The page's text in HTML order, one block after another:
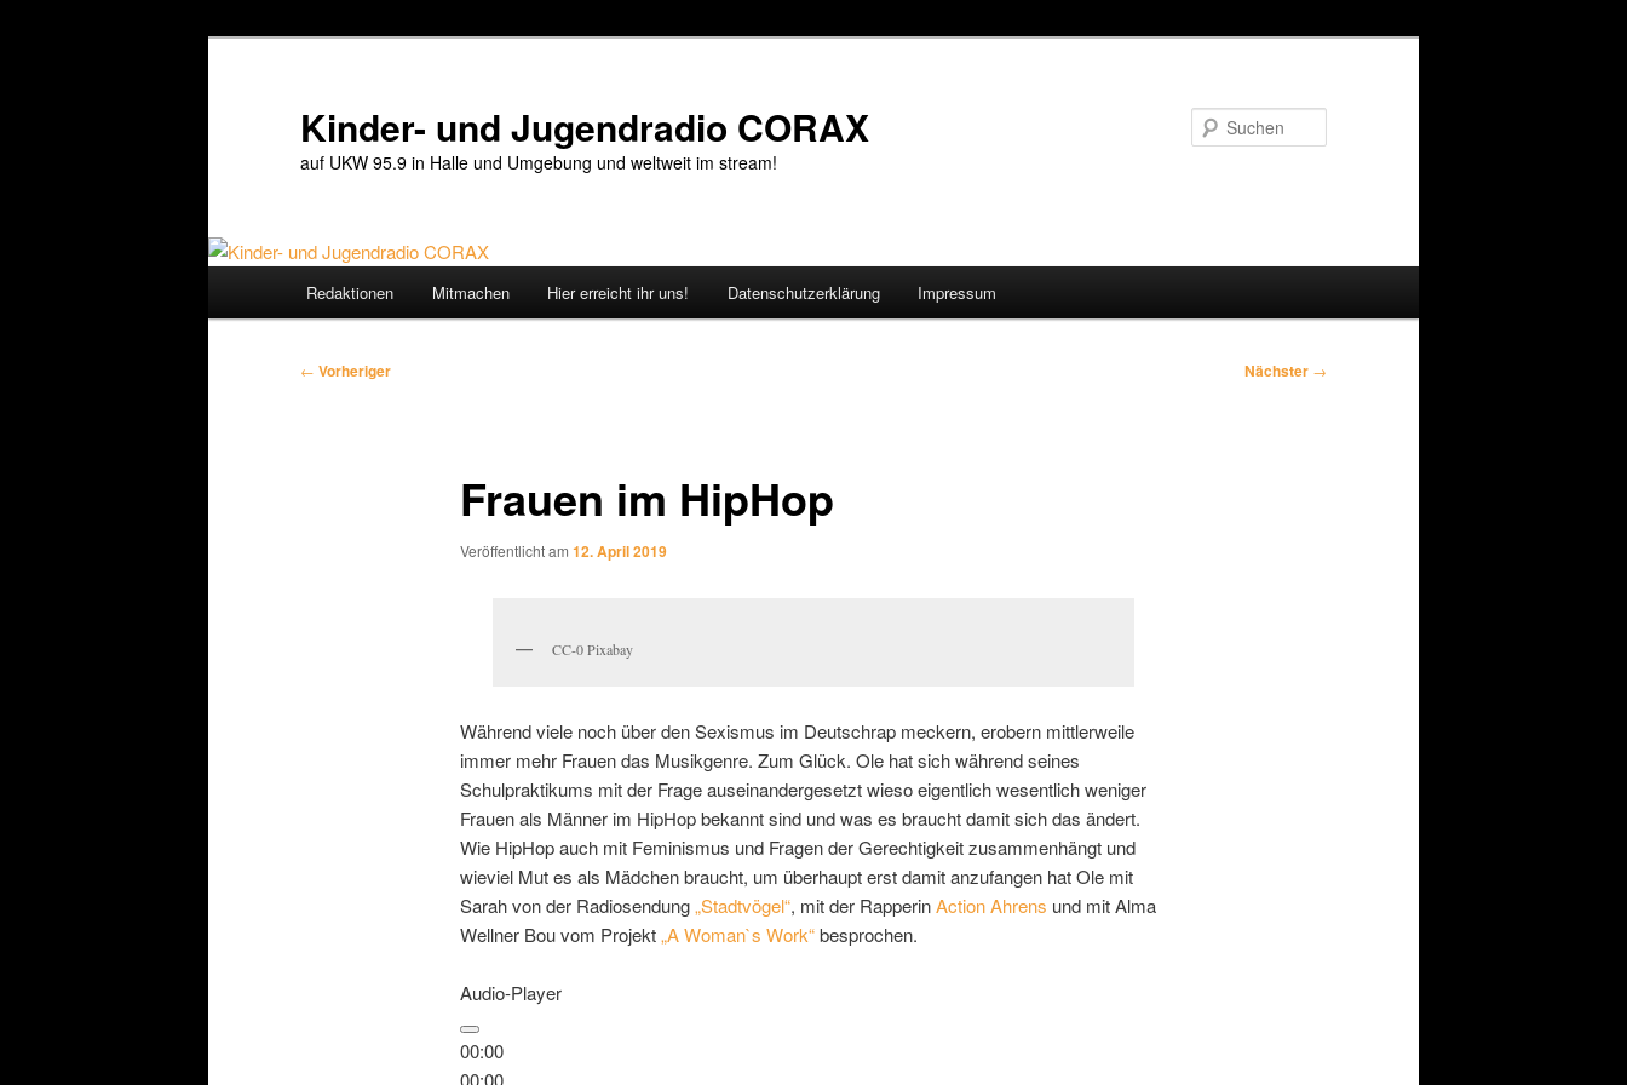
Kinder- und Jugendradio CORAX
auf UKW 95.9 in Halle und Umgebung und weltweit im stream!
Redaktionen Mitmachen Hier erreicht ihr uns! Datenschutzerklärung Impressum
Beitragsnavigation
← Vorheriger Nächster →
Frauen im HipHop
Veröffentlicht am 12. April 2019
CC-0 Pixabay
Während viele noch über den Sexismus im Deutschrap meckern, erobern mittlerweile
immer mehr Frauen das Musikgenre. Zum Glück. Ole hat sich während seines
Schulpraktikums mit der Frage auseinandergesetzt wieso eigentlich wesentlich weniger
Frauen als Männer im HipHop bekannt sind und was es braucht damit sich das ändert.
Wie HipHop auch mit Feminismus und Fragen der Gerechtigkeit zusammenhängt und
wieviel Mut es als Mädchen braucht, um überhaupt erst damit anzufangen hat Ole mit
Sarah von der Radiosendung„Stadtvögel“, mit der RapperinAction Ahrens und mit Alma
Wellner Bou vom Projekt„A Woman`s Work“besprochen.
Audio-Player
00:00
00:00